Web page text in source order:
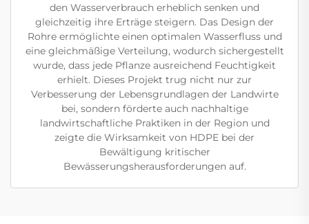
den Wasserverbrauch erheblich senken und
gleichzeitig ihre Erträge steigern. Das Design der
Rohre ermöglichte einen optimalen Wasserfluss und
eine gleichmäßige Verteilung, wodurch sichergestellt
wurde, dass jede Pflanze ausreichend Feuchtigkeit
erhielt. Dieses Projekt trug nicht nur zur
Verbesserung der Lebensgrundlagen der Landwirte
bei, sondern förderte auch nachhaltige
landwirtschaftliche Praktiken in der Region und
zeigte die Wirksamkeit von HDPE bei der
Bewältigung kritischer
Bewässerungsherausforderungen auf.